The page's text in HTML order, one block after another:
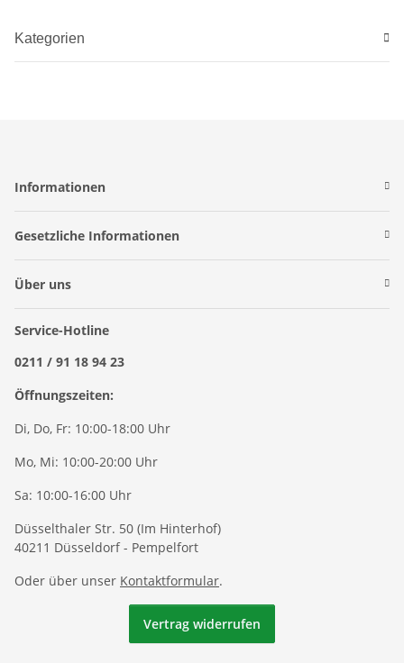
Kategorien
Informationen
Gesetzliche Informationen
Über uns
Service-Hotline
0211 / 91 18 94 23
Öffnungszeiten:
Di, Do, Fr: 10:00-18:00 Uhr
Mo, Mi: 10:00-20:00 Uhr
Sa: 10:00-16:00 Uhr
Düsselthaler Str. 50 (Im Hinterhof)
40211 Düsseldorf - Pempelfort
Oder über unser Kontaktformular.
Vertrag widerrufen